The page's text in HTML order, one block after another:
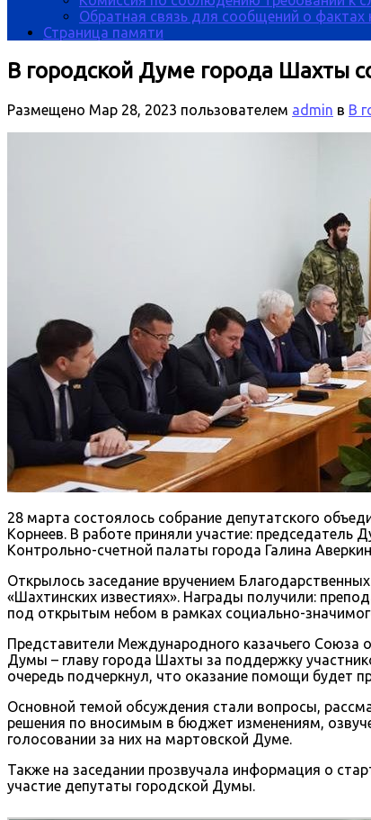
Обратная связь для сообщений о фактах
Страница памяти
В городской Думе города Шахты
Размещено Мар 28, 2023 пользователем admin в В
28 марта состоялось собрание депутатского
Корнеев. В работе приняли участие:
Контрольно-счетной палаты города Галина
Открылось заседание вручением
«Шахтинских известиях». Награды получили:
под открытым небом в рамках социально-
Представители Международного казачьего Союза
Думы – главу города Шахты за поддержку
очередь подчеркнул, что оказание помощи будет
Основной темой обсуждения стали вопросы,
решения по вносимым в бюджет изменениям,
голосовании за них на мартовской Думе.
Также на заседании прозвучала информация о
участие депутаты городской Думы.